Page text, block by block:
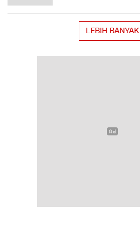
LEBIH BANYAK